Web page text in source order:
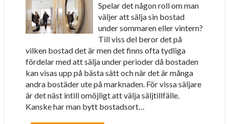
Spelar det någon roll om man
väljer att sälja sin bostad
under sommaren eller vintern?
Till viss del beror det på
vilken bostad det är men det finns ofta tydliga
fördelar med att sälja under perioder då bostaden
kan visas upp på bästa sätt och när det är många
andra bostäder ute på marknaden. För vissa säljare
är det näst intill omöjligt att välja säljtillfälle.
Kanske har man bytt bostadsort…